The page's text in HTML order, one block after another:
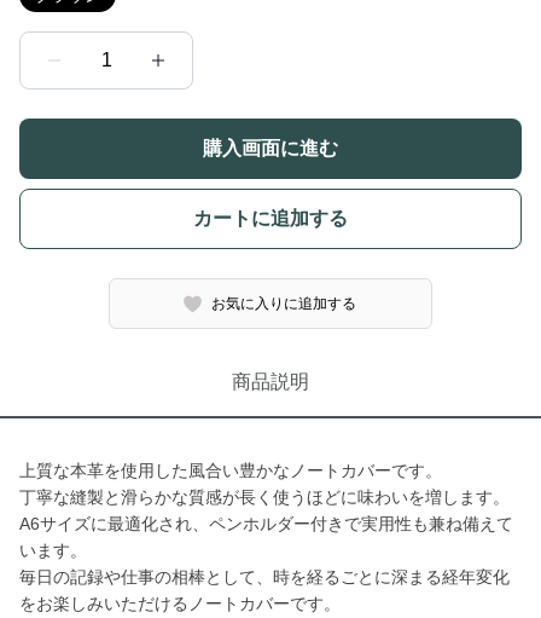
1
購入画面に進む
カートに追加する
お気に入りに追加する
商品説明
上質な本革を使用した風合い豊かなノートカバーです。
丁寧な縫製と滑らかな質感が長く使うほどに味わいを増します。
A6サイズに最適化され、ペンホルダー付きで実用性も兼ね備えて
います。
毎日の記録や仕事の相棒として、時を経るごとに深まる経年変化
をお楽しみいただけるノートカバーです。